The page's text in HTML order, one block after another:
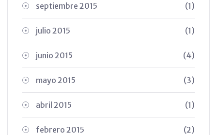
septiembre 2015 (1)
julio 2015 (1)
junio 2015 (4)
mayo 2015 (3)
abril 2015 (1)
febrero 2015 (2)